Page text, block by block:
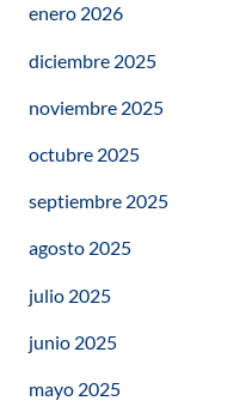
enero 2026
diciembre 2025
noviembre 2025
octubre 2025
septiembre 2025
agosto 2025
julio 2025
junio 2025
mayo 2025